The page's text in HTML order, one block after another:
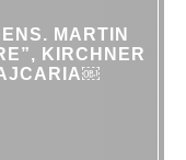
MARTIN
KIRCHNER